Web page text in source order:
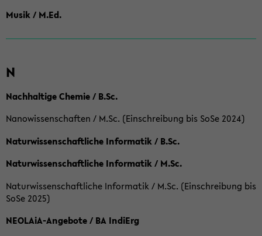
Musik / M.Ed.
N
Nachhaltige Chemie / B.Sc.
Nanowissenschaften / M.Sc. (Einschreibung bis SoSe 2024)
Naturwissenschaftliche Informatik / B.Sc.
Naturwissenschaftliche Informatik / M.Sc.
Naturwissenschaftliche Informatik / M.Sc. (Einschreibung bis
SoSe 2025)
NEOLAiA-Angebote / BA IndiErg